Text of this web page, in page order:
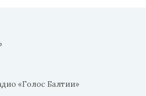
«Голос Балтии»